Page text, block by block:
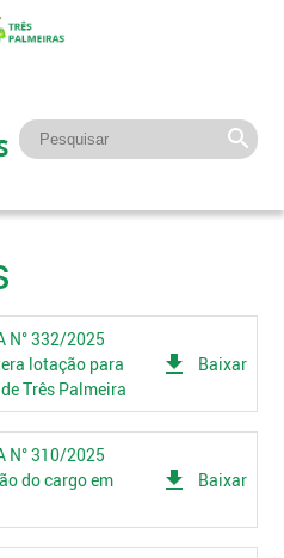
N° 332/2025
lotação para
Três Palmeira
get_app Baixar
N° 310/2025
do cargo em
get_app Baixar